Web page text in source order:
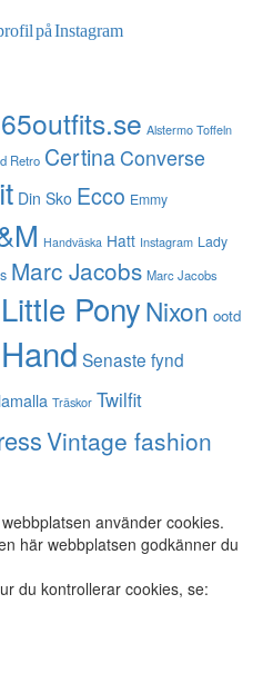
på Instagram
Alstermo Toffeln
Retro CertinaConverse
Din Sko Ecco Emmy
Handväska Hatt Instagram Lady
Marc Jacobs Marc Jacobs
PonyNixon ootd
Senaste fynd
Träskor Twilfit
Vintage fashion
använder cookies.
här webbplatsen godkänner du
du kontrollerar cookies, se: